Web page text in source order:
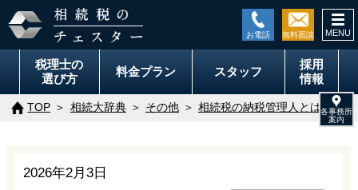
税理士の
選び方
料金プラン スタッフ
採用
情報
TOP 相続大辞典 その他 相続税の納税管理人とは？誰
2026年2月3日